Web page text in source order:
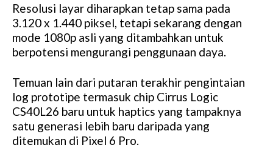
Resolusi layar diharapkan tetap sama pada
3.120 x 1.440 piksel, tetapi sekarang dengan
mode 1080p asli yang ditambahkan untuk
berpotensi mengurangi penggunaan daya.
Temuan lain dari putaran terakhir pengintaian
log prototipe termasuk chip Cirrus Logic
CS40L26 baru untuk haptics yang tampaknya
satu generasi lebih baru daripada yang
ditemukan di Pixel 6 Pro.